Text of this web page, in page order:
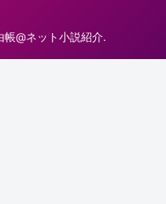
@ネット小説紹介.